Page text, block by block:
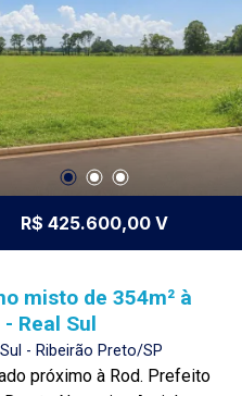
R$ 425.600,00 V
misto de 354m² à
venda - Real Sul
- Ribeirão Preto/SP
próximo à Rod. Prefeito